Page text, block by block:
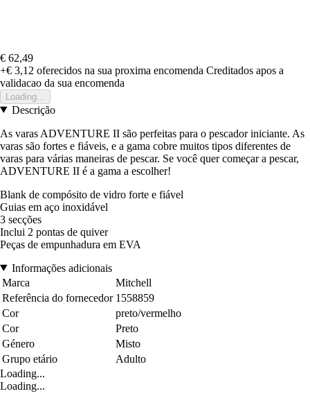
€ 62,49
+€ 3,12 oferecidos na sua proxima encomenda Creditados apos a
validacao da sua encomenda
Loading...
Descrição
As varas ADVENTURE II são perfeitas para o pescador iniciante. As
varas são fortes e fiáveis, e a gama cobre muitos tipos diferentes de
varas para várias maneiras de pescar. Se você quer começar a pescar,
ADVENTURE II é a gama a escolher!
Blank de compósito de vidro forte e fiável
Guias em aço inoxidável
3 secções
Inclui 2 pontas de quiver
Peças de empunhadura em EVA
Informações adicionais
Marca
Mitchell
Referência do fornecedor 1558859
Cor
preto/vermelho
Cor
Preto
Género
Misto
Grupo etário
Adulto
Loading...
Loading...